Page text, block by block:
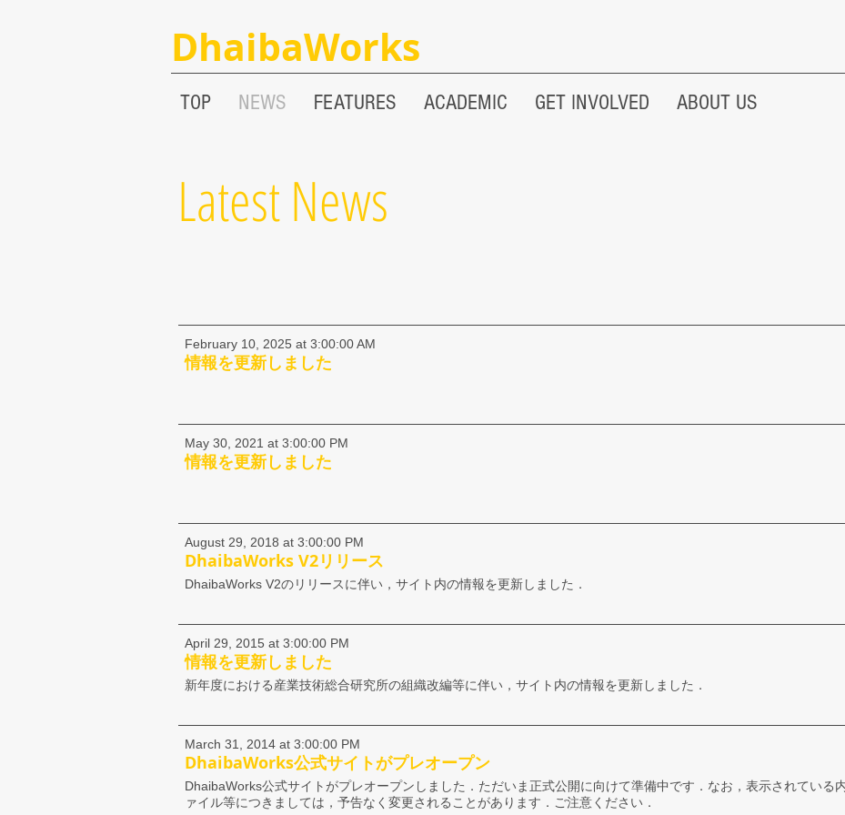
DhaibaWorks
TOP NEWS FEATURES ACADEMIC GET INVOLVED ABOUT US
Latest News
February 10, 2025 at 3:00:00 AM
情報を更新しました
May 30, 2021 at 3:00:00 PM
情報を更新しました
August 29, 2018 at 3:00:00 PM
DhaibaWorks V2リリース
DhaibaWorks V2のリリースに伴い，サイト内の情報を更新しました．
April 29, 2015 at 3:00:00 PM
情報を更新しました
新年度における産業技術総合研究所の組織改編等に伴い，サイト内の情報を更新しました．
March 31, 2014 at 3:00:00 PM
DhaibaWorks公式サイトがプレオープン
DhaibaWorks公式サイトがプレオープンしました．ただいま正式公開に向けて準備中です．なお，表示されている
ァイル等につきましては，予告なく変更されることがあります．ご注意ください．